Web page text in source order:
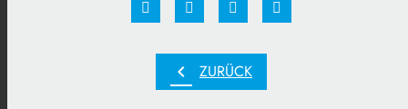
chevron_left ZURÜCK